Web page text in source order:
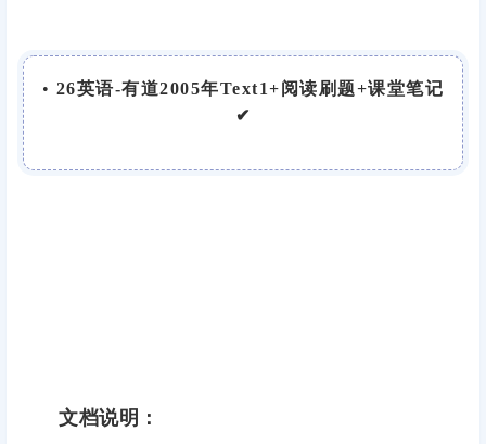
• 26英语-有道2005年Text1+阅读刷题+课堂笔记
✔
文档说明：